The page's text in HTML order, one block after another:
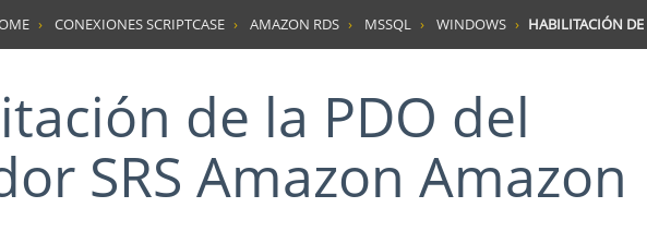
CONEXIONES SCRIPTCASE AMAZON RDS MSSQL WINDOWS HABILITACIÓN
SRS Amazon Amazon